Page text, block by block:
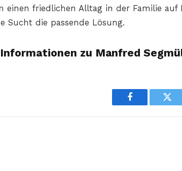
einen friedlichen Alltag in der Familie auf
Sucht die passende Lösung.
zu Manfred
Facebook